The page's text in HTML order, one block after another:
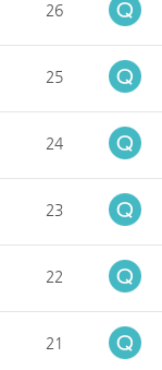
26
25
24
23
22
21